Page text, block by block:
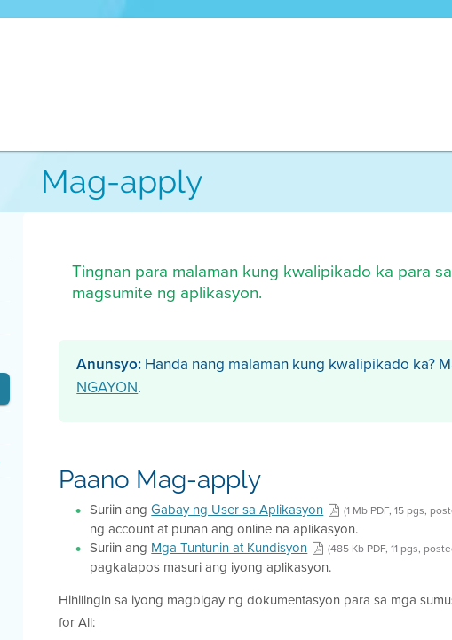
Mag-apply
Tingnan para malaman kung kwalipikado ka para
magsumite ng aplikasyon.
Anunsyo: Handa nang malaman kung kwalipikado ka?
NGAYON.
Paano Mag-apply
Suriin angGabay ng User sa Aplikasyon (1 Mb PDF, 15 pgs,
ng account at punan ang online na aplikasyon.
Suriin ang Mga Tuntunin at Kundisyon (485 Kb PDF, 11 pgs,
pagkatapos masuri ang iyong aplikasyon.
Hihilingin sa iyong magbigay ng dokumentasyon para sa mga
for All: